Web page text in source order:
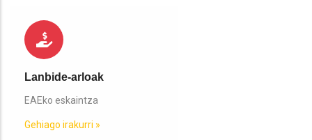
Lanbide-arloak
EAEko eskaintza
Gehiago irakurri »